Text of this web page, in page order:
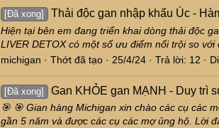
[Đã xong] Thải độc gan nhập khẩu Úc -
Hiện tại bên em đang triển khai dòng thải độc
LIVER DETOX có một số ưu điểm nổi trội so
michigan
Thớt đã tạo 25/4/24 Trả lời: 12
[Đã xong] Gan KHỎE gan MẠNH - Duy trì
🎯 🎯 Gian hàng Michigan xin chào các cụ các
gần 5 năm và được các cụ các mợ ủng hộ. Lời